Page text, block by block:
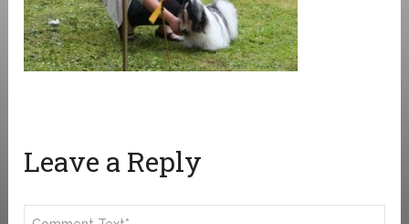
Leave a Reply